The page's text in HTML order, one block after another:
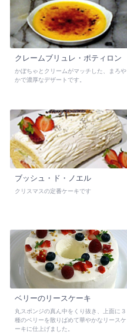
クレームブリュレ・ポティロン
かぼちゃとクリームがマッチした、まろや
かで濃厚なデザートです。
ブッシュ・ド・ノエル
クリスマスの定番ケーキです
ベリーのリースケーキ
丸スポンジの真ん中をくり抜き、上面に３
種のベリーを散りばめて華やかなリースケ
ーキに仕上げました。